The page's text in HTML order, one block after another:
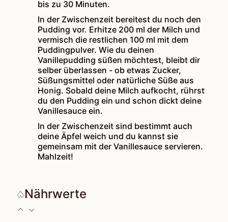
bis zu 30 Minuten.
In der Zwischenzeit bereitest du noch den
Pudding vor. Erhitze 200 ml der Milch und
vermisch die restlichen 100 ml mit dem
Puddingpulver. Wie du deinen
Vanillepudding süßen möchtest, bleibt dir
selber überlassen - ob etwas Zucker,
Süßungsmittel oder natürliche Süße aus
Honig. Sobald deine Milch aufkocht, rührst
du den Pudding ein und schon dickt deine
Vanillesauce ein.
In der Zwischenzeit sind bestimmt auch
deine Äpfel weich und du kannst sie
gemeinsam mit der Vanillesauce servieren.
Mahlzeit!
Nährwerte